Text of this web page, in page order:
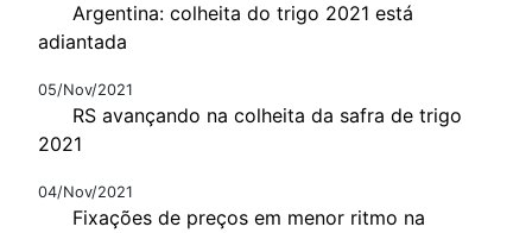
Argentina: colheita do trigo 2021 está
adiantada
05/Nov/2021
RS avançando na colheita da safra de trigo
2021
04/Nov/2021
Fixações de preços em menor ritmo na